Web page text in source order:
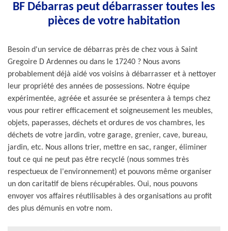
BF Débarras peut débarrasser toutes les
pièces de votre habitation
Besoin d'un service de débarras près de chez vous à Saint
Gregoire D Ardennes ou dans le 17240 ? Nous avons
probablement déjà aidé vos voisins à débarrasser et à nettoyer
leur propriété des années de possessions. Notre équipe
expérimentée, agréée et assurée se présentera à temps chez
vous pour retirer efficacement et soigneusement les meubles,
objets, paperasses, déchets et ordures de vos chambres, les
déchets de votre jardin, votre garage, grenier, cave, bureau,
jardin, etc. Nous allons trier, mettre en sac, ranger, éliminer
tout ce qui ne peut pas être recyclé (nous sommes très
respectueux de l'environnement) et pouvons même organiser
un don caritatif de biens récupérables. Oui, nous pouvons
envoyer vos affaires réutilisables à des organisations au profit
des plus démunis en votre nom.